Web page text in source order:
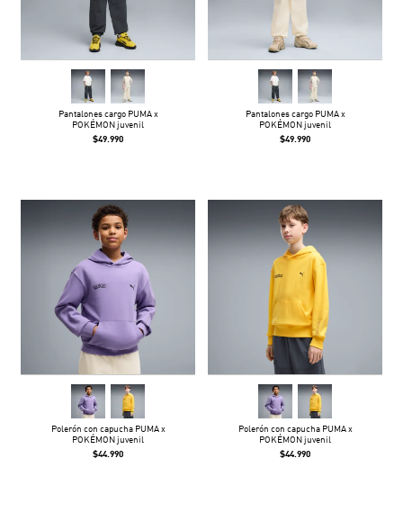
Pantalones cargo PUMA x
POKÉMON juvenil
$49.990
Pantalones cargo PUMA x
POKÉMON juvenil
$49.990
Polerón con capucha PUMA x
POKÉMON juvenil
$44.990
Polerón con capucha PUMA x
POKÉMON juvenil
$44.990